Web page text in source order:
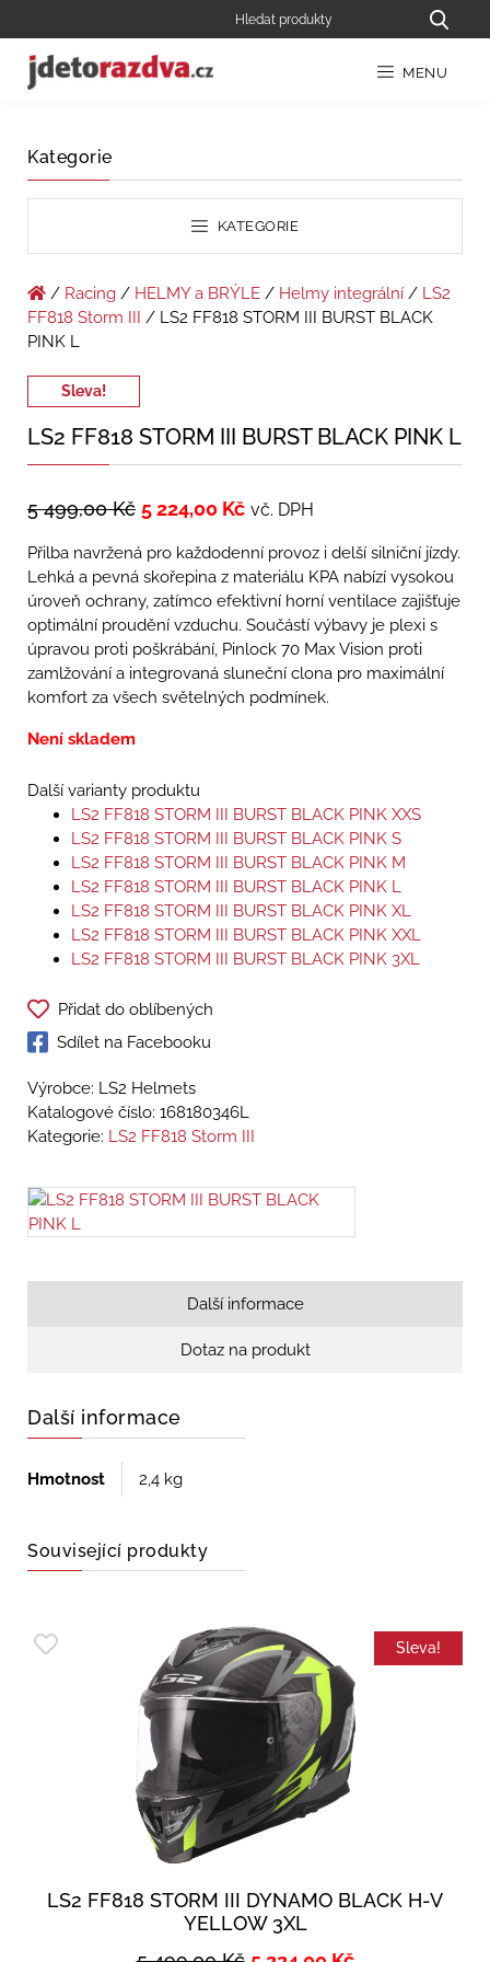
MENU
Kategorie
KATEGORIE
/ Racing / HELMY a BRÝLE / Helmy integrální / LS2
FF818 Storm III
/ LS2 FF818 STORM III BURST BLACK
PINK L
Sleva!
LS2 FF818 STORM III BURST BLACK PINK L
5 499,00Kč 5 224,00 Kč vč. DPH
Přilba navržená pro každodenní provoz i delší silniční jízdy.
Lehká a pevná skořepina z materiálu KPA nabízí vysokou
úroveň ochrany, zatímco efektivní horní ventilace zajišťuje
optimální proudění vzduchu. Součástí výbavy je plexi s
úpravou proti poškrábání, Pinlock 70 Max Vision proti
zamlžování a integrovaná sluneční clona pro maximální
komfort za všech světelných podmínek.
Není skladem
Další varianty produktu
LS2 FF818 STORM III BURST BLACK PINK XXS
LS2 FF818 STORM III BURST BLACK PINK S
LS2 FF818 STORM III BURST BLACK PINK M
LS2 FF818 STORM III BURST BLACK PINK L
LS2 FF818 STORM III BURST BLACK PINK XL
LS2 FF818 STORM III BURST BLACK PINK XXL
LS2 FF818 STORM III BURST BLACK PINK 3XL
Přidat do oblíbených
Sdílet na Facebooku
Výrobce: LS2 Helmets
Katalogové číslo: 168180346L
Kategorie: LS2 FF818 Storm III
Další informace
Dotaz na produkt
Další informace
Hmotnost 2,4 kg
Související produkty
Sleva!
LS2 FF818 STORM III DYNAMO BLACK H-V
YELLOW 3XL